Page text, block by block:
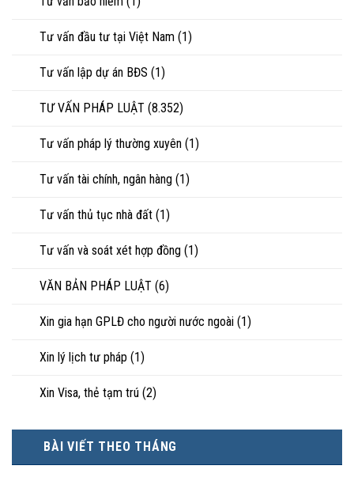
Tư vấn đầu tư tại Việt Nam (1)
Tư vấn lập dự án BĐS (1)
TƯ VẤN PHÁP LUẬT (8.352)
Tư vấn pháp lý thường xuyên (1)
Tư vấn tài chính, ngân hàng (1)
Tư vấn thủ tục nhà đất (1)
Tư vấn và soát xét hợp đồng (1)
VĂN BẢN PHÁP LUẬT (6)
Xin gia hạn GPLĐ cho người nước ngoài (1)
Xin lý lịch tư pháp (1)
Xin Visa, thẻ tạm trú (2)
BÀI VIẾT THEO THÁNG